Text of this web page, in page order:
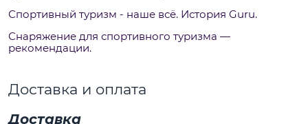
Спортивный туризм - наше всё. История Guru.
Снаряжение для спортивного туризма —
рекомендации.
Доставка и оплата
Доставка